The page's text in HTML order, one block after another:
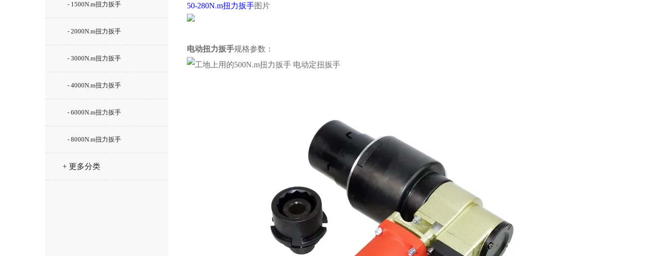
- 1500N.m扭力扳手
- 2000N.m扭力扳手
- 3000N.m扭力扳手
- 4000N.m扭力扳手
- 6000N.m扭力扳手
- 8000N.m扭力扳手
+ 更多分类
50-280N.m扭力扳手图片
电动扭力扳手规格参数：